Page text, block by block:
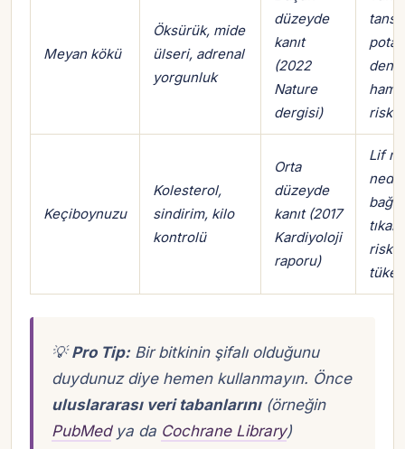
Meyan kökü
Öksürük, mide
ülseri, adrenal
yorgunluk
düzeyde
kanıt
(2022
Nature
dergisi)
risk
Keçiboynuzu
Kolesterol,
sindirim, kilo
kontrolü
Orta
düzeyde
kanıt (2017
Kardiyoloji
raporu)
Lif
riski
💡Pro Tip: Bir bitkinin şifalı olduğunu
duydunuz diye hemen kullanmayın. Önce
uluslararası veri tabanlarını(örneğin
PubMedya da Cochrane Library)